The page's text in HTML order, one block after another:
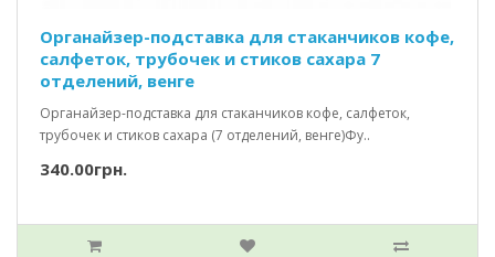
Органайзер-подставка для стаканчиков кофе,
салфеток, трубочек и стиков сахара 7
отделений, венге
Органайзер-подставка для стаканчиков кофе, салфеток,
трубочек и стиков сахара (7 отделений, венге)Фу..
340.00грн.